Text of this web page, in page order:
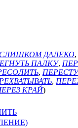
ДАЛЕКО,
ПАЛКУ,
,
,
КРАЙ)